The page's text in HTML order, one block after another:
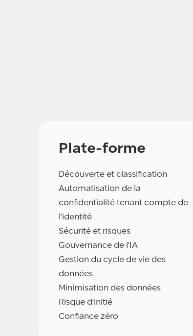
Plate-forme
Découverte et classification
Automatisation de la
confidentialité tenant compte de
l'identité
Sécurité et risques
Gouvernance de l'IA
Gestion du cycle de vie des
données
Minimisation des données
Risque d'initié
Confiance zéro